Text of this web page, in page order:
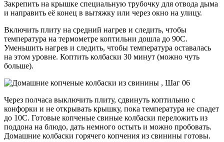
Закрепить на крышке специальную трубочку для отвода дыма
и направить её конец в вытяжку или через окно на улицу.
Включить плиту на средний нагрев и следить, чтобы
температура на термометре коптильни дошла до 90С.
Уменьшить нагрев и следить, чтобы температура оставалась
на этом уровне. Коптить колбаски 30 минут (можно чуть
больше).
Через полчаса выключить плиту, сдвинуть коптильню с
конфорки и не открывать крышку, пока температура не спадет
до 10С. Готовые копченые свиные колбаски переложить из
поддона на блюдо, дать немного остыть и можно пробовать.
Домашние колбаски горячего копчения из свинины готовы.